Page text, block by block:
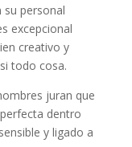
su personal
excepcional
creativo y
todo cosa.
juran que
dentro
y ligado a